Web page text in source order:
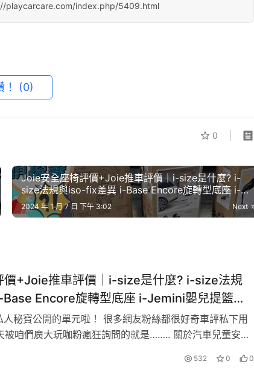
playcarcare.com/index.php/5409.html
(0)
0
Joie安全座椅評價+Joie推車評價│i-size是什麼? i-
size法規與iso-fix差異 i-Base Encore旋轉型底座 i-
Jemini嬰兒提籃汽座 litetrax時尚運動推車
Next
2024 年 1 月 7 日 下午 3:02
價+Joie推車評價│i-size是什麼? i-size法規
Encore旋轉型底座 i-Jemini嬰兒提籃汽
動推車
秘寶公開的單元啦！ 很多網友粉絲都很好奇車評私下用
被咱們廣大玩咖粉瘋狂詢問的就是…….. 關於汽車兒童安全
532 0 0